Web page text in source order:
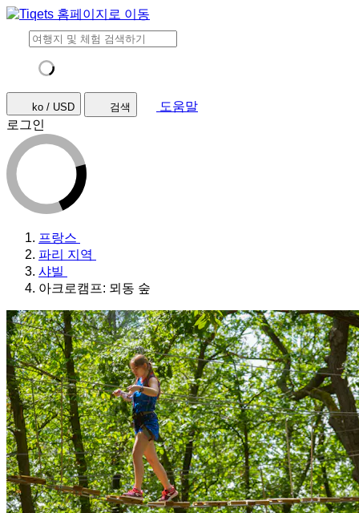
ko / USD 검색
도움말
로그인
프랑스
파리 지역
샤빌
아크로캠프: 뫼동 숲